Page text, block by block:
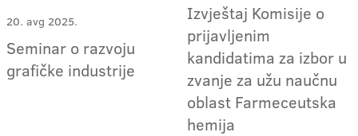
20. avg 2025.
Seminar o razvoju
grafičke industrije
Izvještaj Komisije o
prijavljenim
kandidatima za izbor u
zvanje za užu naučnu
oblast Farmeceutska
hemija